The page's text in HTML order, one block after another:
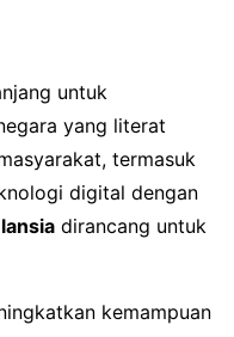
untuk
yang literat
termasuk
digital dengan
dirancang untuk
kemampuan